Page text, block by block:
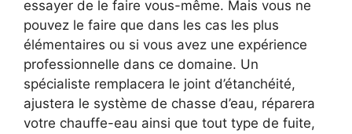
essayer de le faire vous-même. Mais vous ne
pouvez le faire que dans les cas les plus
élémentaires ou si vous avez une expérience
professionnelle dans ce domaine. Un
spécialiste remplacera le joint d’étanchéité,
ajustera le système de chasse d’eau, réparera
votre chauffe-eau ainsi que tout type de fuite,